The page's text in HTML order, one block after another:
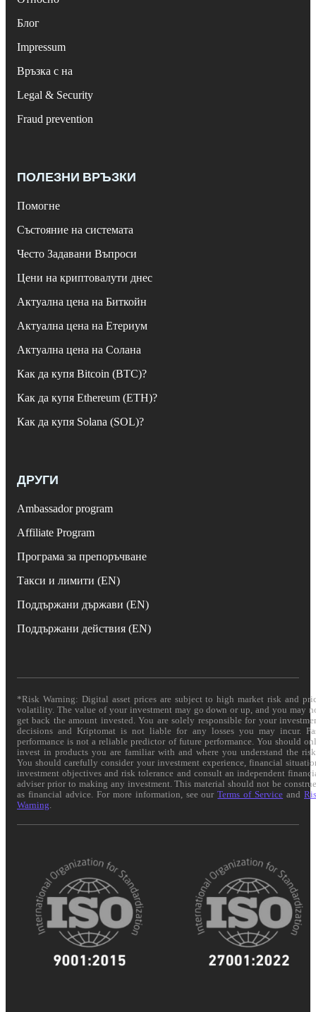
Блог
Impressum
Връзка с на
Legal & Security
Fraud prevention
ПОЛЕЗНИ ВРЪЗКИ
Помогне
Състояние на системата
Често Задавани Въпроси
Цени на криптовалути днес
Актуална цена на Биткойн
Актуална цена на Етериум
Актуална цена на Солана
Как да купя Bitcoin (BTC)?
Как да купя Ethereum (ETH)?
Как да купя Solana (SOL)?
ДРУГИ
Ambassador program
Affiliate Program
Програма за препоръчване
Такси и лимити (EN)
Поддържани държави (EN)
Поддържани действия (EN)
*Risk Warning: Digital asset prices are subject to high market risk and
volatility. The value of your investment may go down or up, and you may
get back the amount invested. You are solely responsible for your
decisions and Kriptomat is not liable for any losses you may incur.
performance is not a reliable predictor of future performance. You should
invest in products you are familiar with and where you understand the
You should carefully consider your investment experience, financial
investment objectives and risk tolerance and consult an independent
adviser prior to making any investment. This material should not be
as financial advice. For more information, see ourTerms of Service and
Warning